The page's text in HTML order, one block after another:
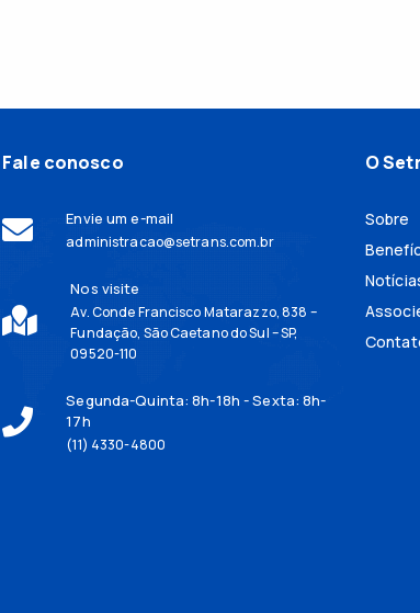
Fale conosco
Envie um e-mail
administracao@setrans.com.br
Nos visite
Av. Conde Francisco Matarazzo, 838 –
Fundação, São Caetano do Sul – SP,
09520-110
Segunda-Quinta: 8h-18h - Sexta: 8h-
17h
(11) 4330-4800
O
Sobre